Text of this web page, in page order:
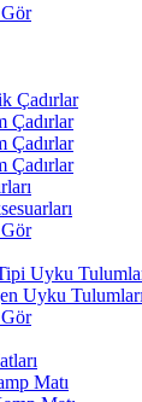
Çadırlar
Çadırlar
Çadırlar
Çadırlar
Uyku
Uyku Tulumları
Matı